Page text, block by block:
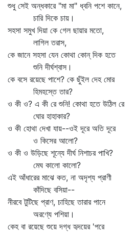
শুধু সেই অন্ধকারে "মা মা" ধ্বনি পশে কানে,
চারি দিকে চায়।
সহসা সমুখ দিয়া কে গেল ছায়ার মতো,
লাগিল তরাস,
কে জানে সহসা যেন কোথা কোন্‌ দিক হতে
শুনি দীর্ঘশ্বাস।
কে বসে রয়েছে পাশে? কে ছুঁইল দেহ মোর
হিমহস্তে তার?
ও কী ও? এ কী রে শুনি! কোথা হতে উঠিল রে
ঘোর হাহাকার?
ও কী হোথা দেখা যায়--ওই দূরে অতি দূরে
ও কিসের আলো?
ও কী ও উড়িছে শূন্যে দীর্ঘ নিশাচর পাখি?
মেঘ কালো কালো?
এই আঁধারের মাঝে কত, না অদৃশ্য প্রাণী
কাঁদিছে বসিয়া--
নীরবে টুটিছে প্রাণ, চাহিছে তারার পানে
অরণ্যে পশিয়া।
কেহ বা রয়েছে শুয়ে দগ্ধ হৃদয়ের 'পরে